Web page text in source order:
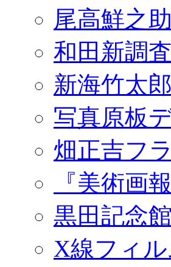
尾高鮮之
和田新調
新海竹太
写真原板
畑正吉フ
『美術画
黒田記念
X線フィ